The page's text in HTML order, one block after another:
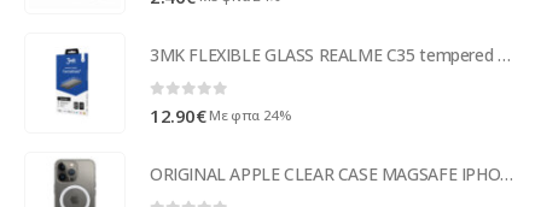
3MK FLEXIBLE GLASS REALME C35 tempered glass
0 out of 5
12.90€ Με φπα 24%
ORIGINAL APPLE CLEAR CASE MAGSAFE IPHONE 13 PRO MAX backcover